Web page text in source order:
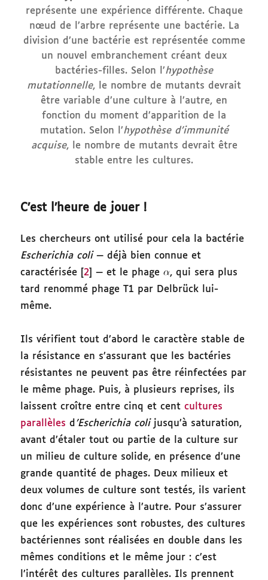
représente une expérience différente. Chaque
nœud de l’arbre représente une bactérie. La
division d’une bactérie est représentée comme
un nouvel embranchement créant deux
bactéries-filles. Selon l’hypothèse
mutationnelle, le nombre de mutants devrait
être variable d’une culture à l’autre, en
fonction du moment d’apparition de la
mutation. Selon l’hypothèse d’immunité
acquise, le nombre de mutants devrait être
stable entre les cultures.
C’est l’heure de jouer !
Les chercheurs ont utilisé pour cela la bactérie
Escherichia coli— déjà bien connue et
caractérisée [ 2 ] — et le phage
, qui sera plus
tard renommé phage T1 par Delbrück lui-
même.
Ils vérifient tout d’abord le caractère stable de
la résistance en s’assurant que les bactéries
résistantes ne peuvent pas être réinfectées par
le même phage. Puis, à plusieurs reprises, ils
laissent croître entre cinq et centcultures
parallèles d ’Escherichia coli jusqu’à saturation,
avant d’étaler tout ou partie de la culture sur
un milieu de culture solide, en présence d’une
grande quantité de phages. Deux milieux et
deux volumes de culture sont testés, ils varient
donc d’une expérience à l’autre. Pour s’assurer
que les expériences sont robustes, des cultures
bactériennes sont réalisées en double dans les
mêmes conditions et le même jour : c’est
l’intérêt des cultures parallèles. Ils prennent